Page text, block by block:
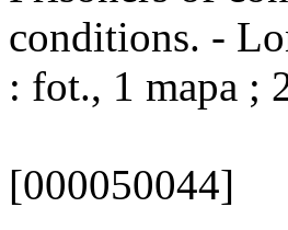
conditions. -
: fot., 1 mapa ;
[000050044]